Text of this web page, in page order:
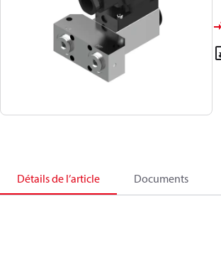
Détails de l’article Documents